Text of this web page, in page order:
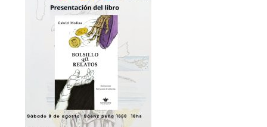
general
de
los
Juegos
Epade
2027